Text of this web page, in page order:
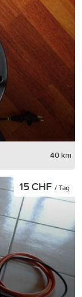
40 km
15 CHF / Tag